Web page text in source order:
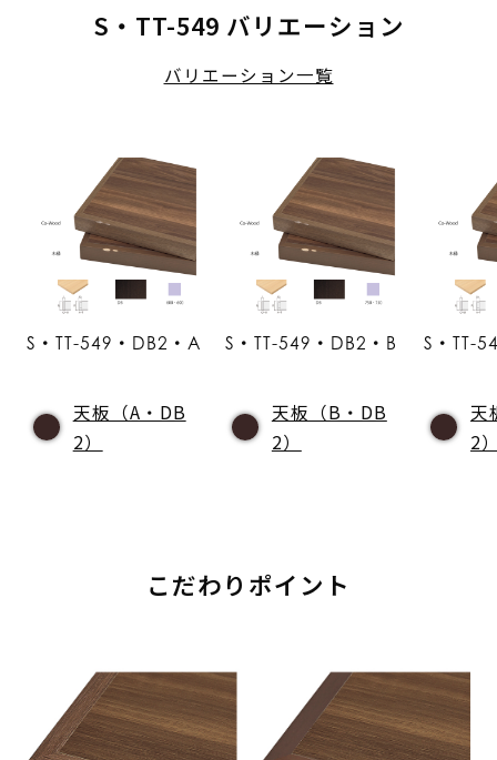
S・TT-549 バリエーション
バリエーション一覧
S・TT-549・DB2・A
天板（A・DB
2）
S・TT-549・DB2・B
天板（B・DB
2）
S・TT-
天
2
こだわりポイント